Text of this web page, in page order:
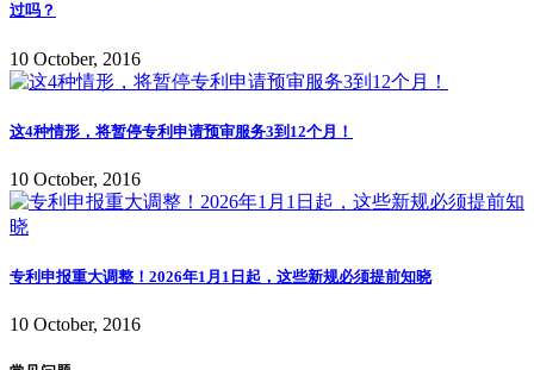
过吗？
10 October, 2016
这4种情形，将暂停专利申请预审服务3到12个月！
10 October, 2016
专利申报重大调整！2026年1月1日起，这些新规必须提前知晓
10 October, 2016